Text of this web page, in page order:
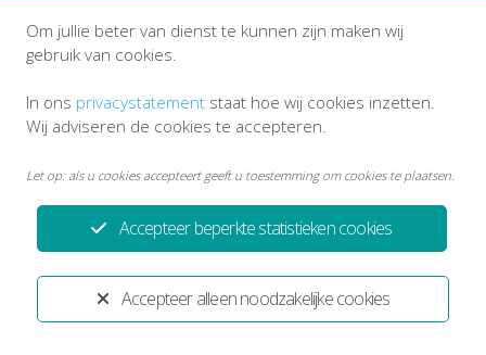
Privacystatement Disclaimer
Ontwikkeld door:Yardzorgsites.nl
Accepteer alleen noodzakelijke cookies
Accepteer beperkte statistieken cookies
Om jullie beter van dienst te kunnen zijn maken wij
gebruik van cookies.
In ons privacystatement staat hoe wij cookies inzetten.
Wij adviseren de cookies te accepteren.
Let op: als u cookies accepteert geeft u toestemming om cookies te plaatsen.